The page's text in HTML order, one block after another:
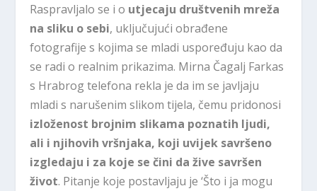
Raspravljalo se i o utjecaju društvenih mreža
na sliku o sebi, uključujući obrađene
fotografije s kojima se mladi uspoređuju kao da
se radi o realnim prikazima. Mirna Čagalj Farkas
s Hrabrog telefona rekla je da im se javljaju
mladi s narušenim slikom tijela, čemu pridonosi
izloženost brojnim slikama poznatih ljudi,
ali i njihovih vršnjaka, koji uvijek savršeno
izgledaju i za koje se čini da žive savršen
život. Pitanje koje postavljaju je ‘Što i ja mogu